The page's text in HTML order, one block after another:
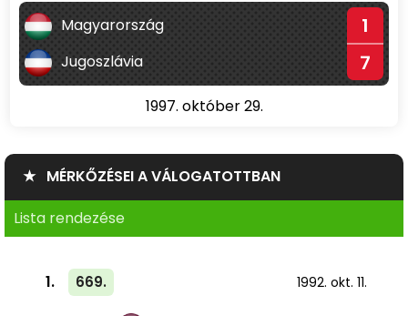
Magyarország 1
Jugoszlávia 7
1997. október 29.
★ MÉRKŐZÉSEI A VÁLOGATOTTBAN
Lista rendezése
1. 669. 1992. okt. 11.